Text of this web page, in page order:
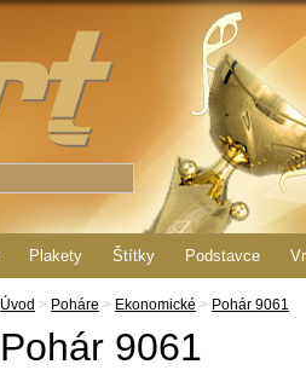
Plakety Štítky Podstavce
Úvod > Poháre > Ekonomické > Pohár 9061
Pohár 9061